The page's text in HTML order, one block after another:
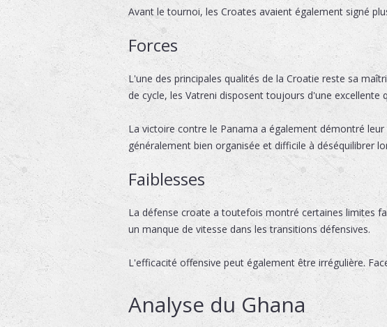
Avant le tournoi, les Croates avaient également signé
Forces
L'une des principales qualités de la Croatie reste sa
de cycle, les Vatreni disposent toujours d'une
La victoire contre le Panama a également démontré
généralement bien organisée et difficile à déséquilibrer
Faiblesses
La défense croate a toutefois montré certaines limites
un manque de vitesse dans les transitions défensives.
L'efficacité offensive peut également être irrégulière.
Analyse du Ghana